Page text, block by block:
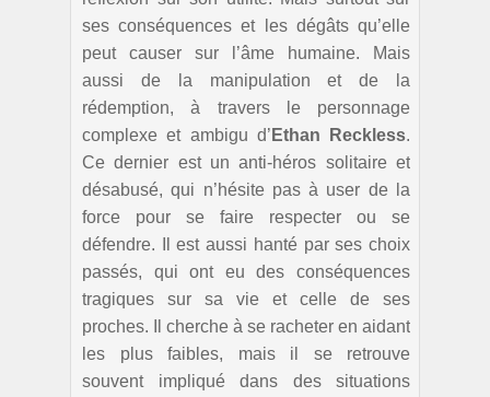
ses conséquences et les dégâts qu’elle
peut causer sur l’âme humaine. Mais
aussi de la manipulation et de la
rédemption, à travers le personnage
complexe et ambigu d’ Ethan Reckless.
Ce dernier est un anti-héros solitaire et
désabusé, qui n’hésite pas à user de la
force pour se faire respecter ou se
défendre. Il est aussi hanté par ses choix
passés, qui ont eu des conséquences
tragiques sur sa vie et celle de ses
proches. Il cherche à se racheter en aidant
les plus faibles, mais il se retrouve
souvent impliqué dans des situations